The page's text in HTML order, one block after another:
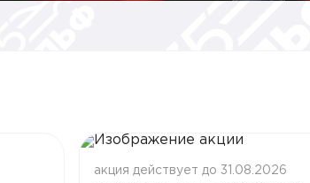
акция действует до 31.08.2026